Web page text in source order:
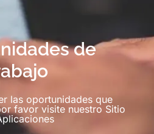
de
las oportunidades que
favor visite nuestro Sitio